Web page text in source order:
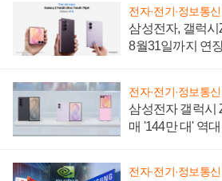
전자·전기·정보통신
삼성전자, 갤럭
8월31일까지 연
전자·전기·정보통신
삼성전자 갤럭시
매 '144만 대' 역대
전자·전기·정보통신